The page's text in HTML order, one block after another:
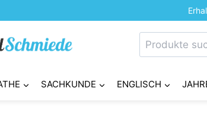
Suchen
nach:
SACHKUNDE ENGLISCH